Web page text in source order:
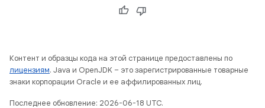
Контент и образцы кода на этой странице предоставлены по
лицензиям. Java и OpenJDK – это зарегистрированные товарные
знаки корпорации Oracle и ее аффилированных лиц.
Последнее обновление: 2026-06-18 UTC.